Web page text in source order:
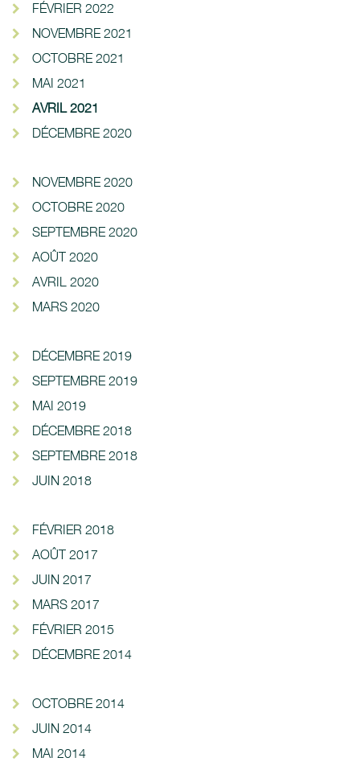
FÉVRIER 2022
NOVEMBRE 2021
OCTOBRE 2021
MAI 2021
AVRIL 2021
DÉCEMBRE 2020
NOVEMBRE 2020
OCTOBRE 2020
SEPTEMBRE 2020
AOÛT 2020
AVRIL 2020
MARS 2020
DÉCEMBRE 2019
SEPTEMBRE 2019
MAI 2019
DÉCEMBRE 2018
SEPTEMBRE 2018
JUIN 2018
FÉVRIER 2018
AOÛT 2017
JUIN 2017
MARS 2017
FÉVRIER 2015
DÉCEMBRE 2014
OCTOBRE 2014
JUIN 2014
MAI 2014